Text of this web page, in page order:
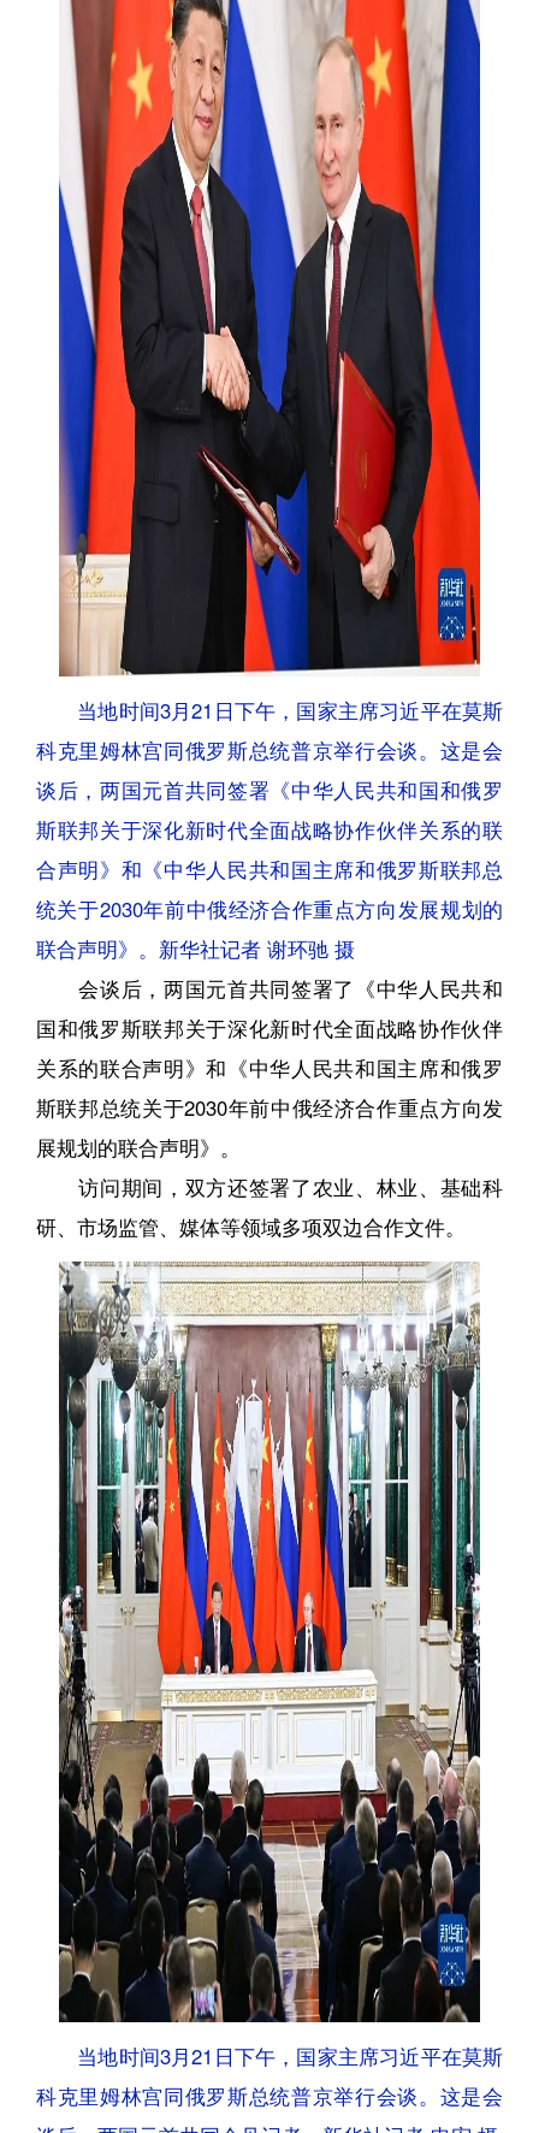
当地时间3月21日下午，国家主席习近平在莫斯
科克里姆林宫同俄罗斯总统普京举行会谈。这是会
谈后，两国元首共同签署《中华人民共和国和俄罗
斯联邦关于深化新时代全面战略协作伙伴关系的联
合声明》和《中华人民共和国主席和俄罗斯联邦总
统关于2030年前中俄经济合作重点方向发展规划的
联合声明》。新华社记者 谢环驰 摄
会谈后，两国元首共同签署了《中华人民共和
国和俄罗斯联邦关于深化新时代全面战略协作伙伴
关系的联合声明》和《中华人民共和国主席和俄罗
斯联邦总统关于2030年前中俄经济合作重点方向发
展规划的联合声明》。
访问期间，双方还签署了农业、林业、基础科
研、市场监管、媒体等领域多项双边合作文件。
当地时间3月21日下午，国家主席习近平在莫斯
科克里姆林宫同俄罗斯总统普京举行会谈。这是会